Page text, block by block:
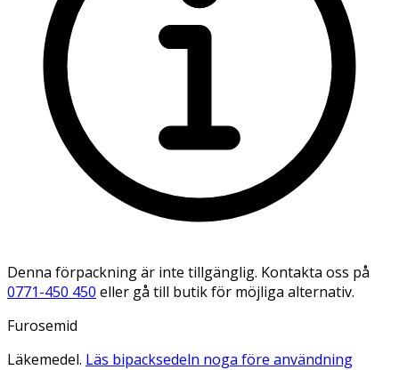
Denna förpackning är inte tillgänglig. Kontakta oss på
0771-450 450 eller gå till butik för möjliga alternativ.
Furosemid
Läkemedel. Läs bipacksedeln noga före användning